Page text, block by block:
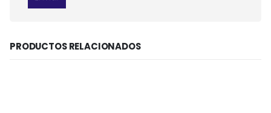
PRODUCTOS RELACIONADOS